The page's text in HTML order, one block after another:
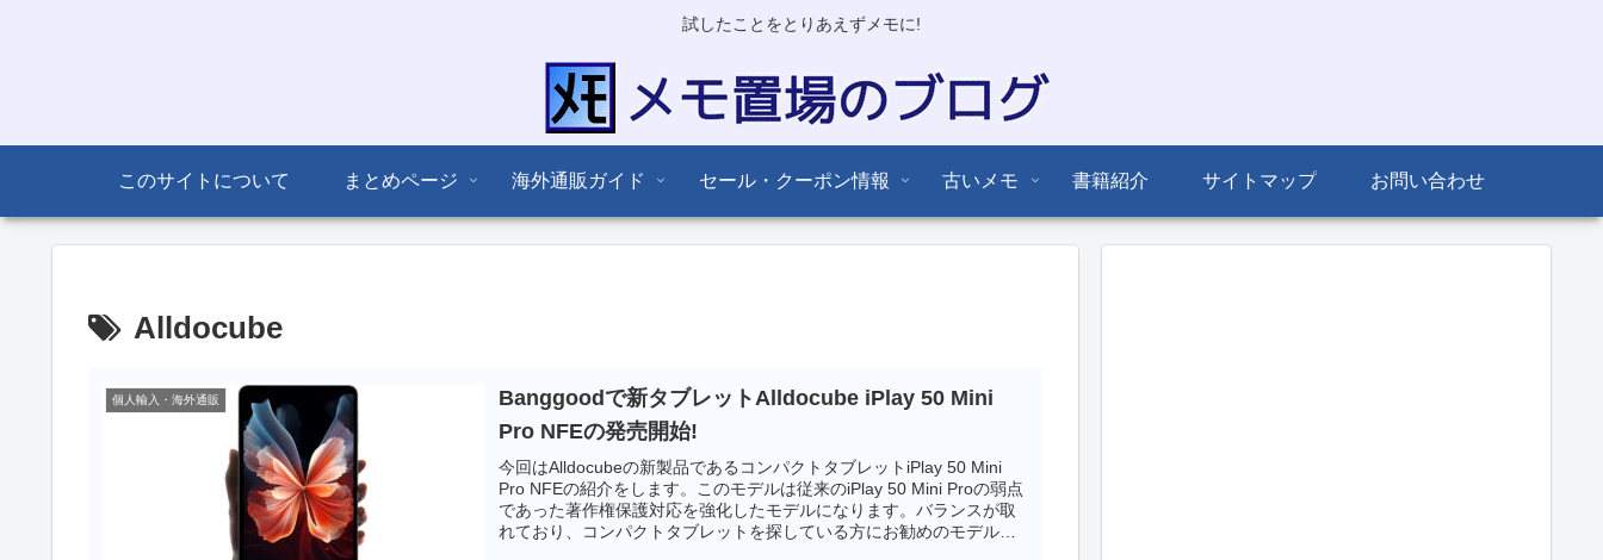
試したことをとりあえずメモに!
このサイトについて まとめページ 海外通販ガイド セール・クーポン情報 古いメモ 書籍紹介 サイトマップ お問い合わせ
Alldocube
個人輸入・海外通販
Banggoodで新タブレットAlldocube iPlay 50 Mini
Pro NFEの発売開始!
今回はAlldocubeの新製品であるコンパクトタブレットiPlay 50 Mini
Pro NFEの紹介をします。このモデルは従来のiPlay 50 Mini Proの弱点
であった著作権保護対応を強化したモデルになります。バランスが取
れており、コンパクトタブレットを探している方にお勧めのモデルと